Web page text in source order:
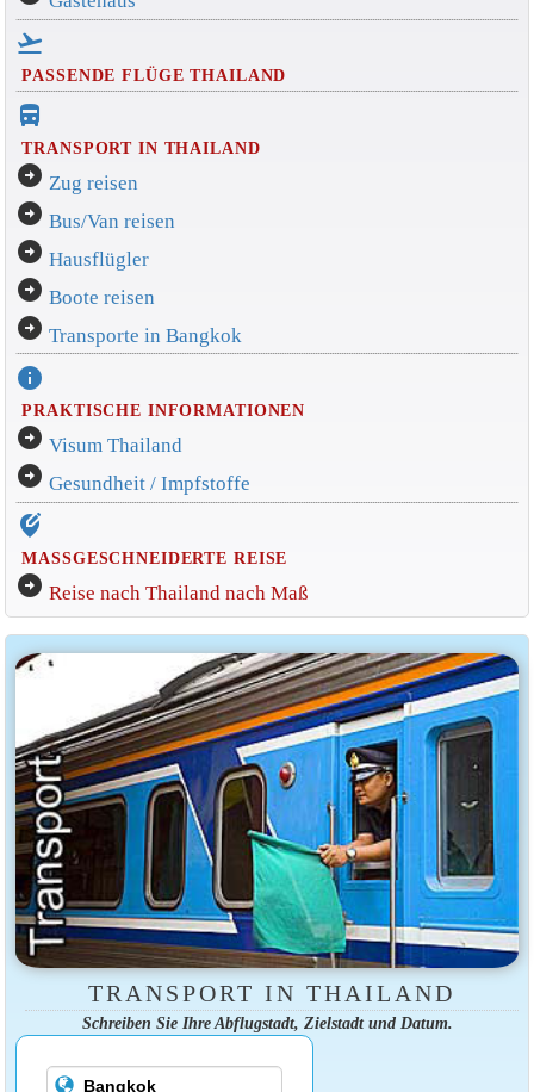
flight_takeoff
PASSENDE FLÜGE THAILAND
directions_bus_filled
TRANSPORT IN THAILAND
arrow_circle_right Zug reisen
arrow_circle_right Bus/Van reisen
arrow_circle_right Hausflügler
arrow_circle_right Boote reisen
arrow_circle_right Transporte in Bangkok
info
PRAKTISCHE INFORMATIONEN
arrow_circle_right Visum Thailand
arrow_circle_right Gesundheit / Impfstoffe
edit_location_alt
MASSGESCHNEIDERTE REISE
arrow_circle_right Reise nach Thailand nach Maß
TRANSPORT IN THAILAND
Schreiben Sie Ihre Abflugstadt, Zielstadt und Datum.